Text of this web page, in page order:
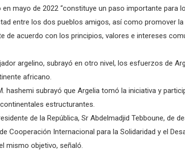
mayo de 2022 “constituye un paso importante para
entre los dos pueblos amigos, así como promover
de acuerdo con los principios, valores e intereses
argelino, subrayó en otro nivel, los esfuerzos de
africano.
hashemi subrayó que Argelia tomó la iniciativa y
estructurantes.
de la República, Sr Abdelmadjid Tebboune, de
Cooperación Internacional para la Solidaridad y el
mismo objetivo, señaló.